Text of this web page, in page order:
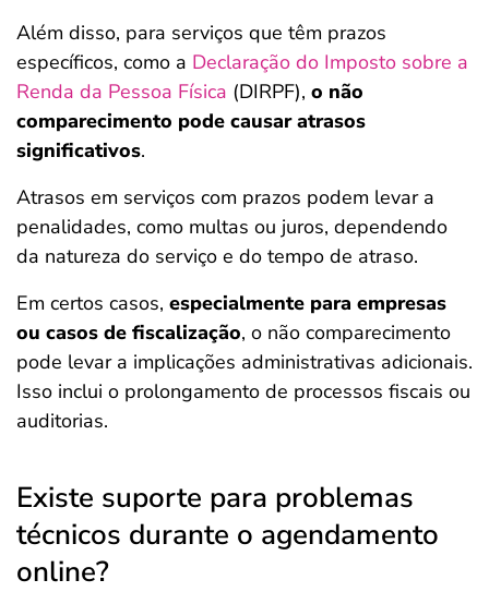
Além disso, para serviços que têm prazos
específicos, como a Declaração do Imposto sobre a
Renda da Pessoa Física (DIRPF), o não
comparecimento pode causar atrasos
significativos.
Atrasos em serviços com prazos podem levar a
penalidades, como multas ou juros, dependendo
da natureza do serviço e do tempo de atraso.
Em certos casos, especialmente para empresas
ou casos de fiscalização, o não comparecimento
pode levar a implicações administrativas adicionais.
Isso inclui o prolongamento de processos fiscais ou
auditorias.
Existe suporte para problemas
técnicos durante o agendamento
online?